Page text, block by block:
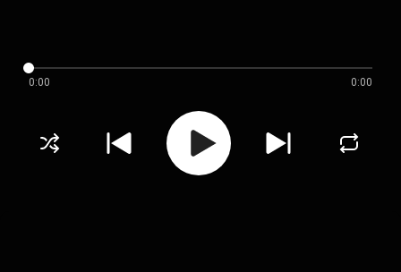
0:00 0:00